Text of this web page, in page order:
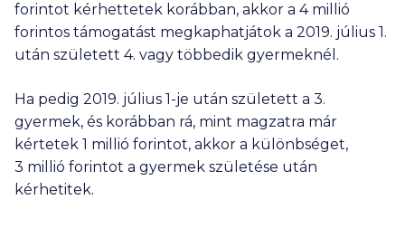
forintot kérhettetek korábban, akkor a 4 millió
forintos támogatást megkaphatjátok a 2019. július 1.
után született 4. vagy többedik gyermeknél.
Ha pedig 2019. július 1-je után született a 3.
gyermek, és korábban rá, mint magzatra már
kértetek 1 millió forintot, akkor a különbséget,
3 millió forintot a gyermek születése után
kérhetitek.